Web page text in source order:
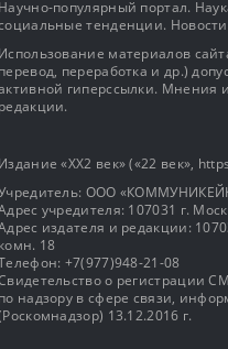
Научно-популярный портал.
тенденции.
Использование материалов
перевод, переработка и др.)
гиперссылки. Мнения
редакции.
Издание «XX2 век» («22 век»,
OOO
учредителя: 107031 г.
издателя и редакции:
комн. 18
+7(977)948-21-08
о регистрации
по надзору в сфере связи,
13.12.2016 г.